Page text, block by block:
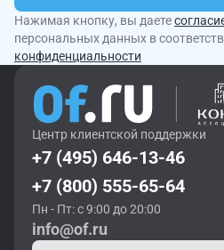
Нажимая кнопку, вы даете
персональных данных в
конфиденциальности
Центр клиентской поддержки
+7 (495) 646-13-46
+7 (800) 555-65-64
Пн - Пт: с 9:00 до 20:00
info@of.ru